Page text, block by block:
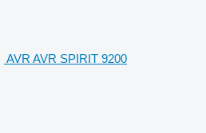
AVR AVR SPIRIT 9200